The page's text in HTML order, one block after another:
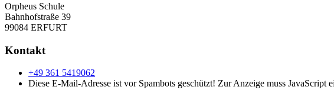
Orpheus Schule
Bahnhofstraße 39
99084 ERFURT
Kontakt
+49 361 5419062
Diese E-Mail-Adresse ist vor Spambots geschützt! Zur Anzeige muss JavaScript